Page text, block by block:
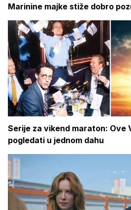
Marinine majke stiže dobro
Serije za vikend maraton: Ove
pogledati u jednom dahu